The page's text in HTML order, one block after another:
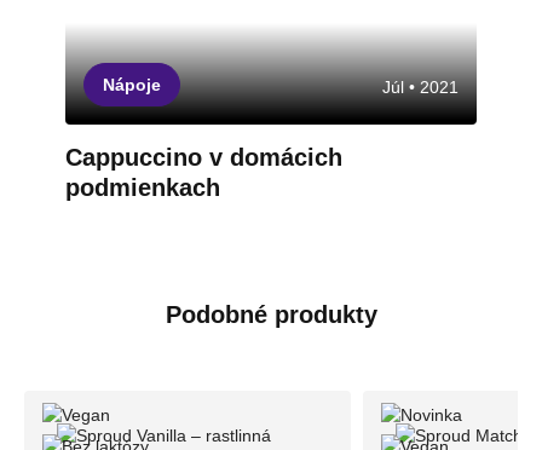
Nápoje Júl • 2021
Cappuccino v domácich
podmienkach
Podobné produkty